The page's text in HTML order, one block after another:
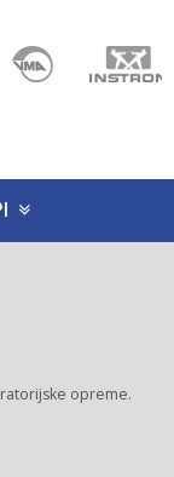
opreme.